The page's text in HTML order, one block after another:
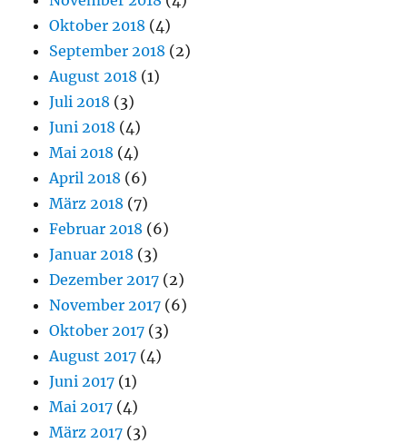
Oktober 2018 (4)
September 2018 (2)
August 2018 (1)
Juli 2018 (3)
Juni 2018 (4)
Mai 2018 (4)
April 2018 (6)
März 2018 (7)
Februar 2018 (6)
Januar 2018 (3)
Dezember 2017 (2)
November 2017 (6)
Oktober 2017 (3)
August 2017 (4)
Juni 2017 (1)
Mai 2017 (4)
März 2017 (3)